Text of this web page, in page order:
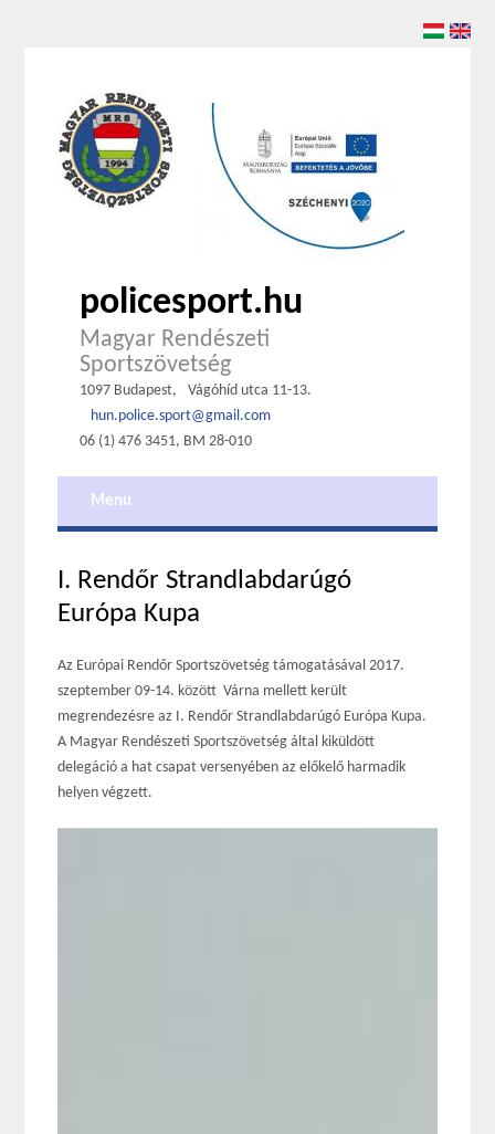
policesport.hu
Magyar Rendészeti
Sportszövetség
1097 Budapest,
Vágóhíd utca 11-13.
hun.police.sport@gmail.com
06 (1) 476 3451, BM 28-010
Menu
I. Rendőr Strandlabdarúgó
Európa Kupa
Az Európai Rendőr Sportszövetség támogatásával 2017.
szeptember 09-14. között Várna mellett került
megrendezésre az I. Rendőr Strandlabdarúgó Európa Kupa.
A Magyar Rendészeti Sportszövetség által kiküldött
delegáció a hat csapat versenyében az előkelő harmadik
helyen végzett.